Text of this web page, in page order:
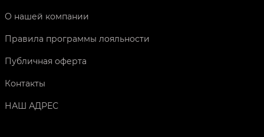
О нашей компании
Правила программы лояльности
Публичная оферта
Контакты
НАШ АДРЕС